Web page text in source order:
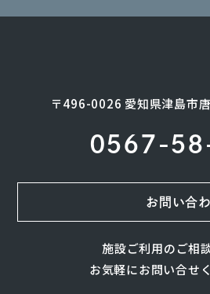
〒496-0026 愛知県津島市
0567-
お問い合
施設ご利用のご相談
お気軽にお問い合せ